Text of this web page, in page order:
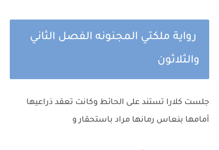
رواية ملكتي المجنونه الفصل الثاني
والثلاثون
جلست كلارا تستند على الحائط وكانت تعقد ذراعيها
أمامها بنعاس رمانها مراد باستحقار و